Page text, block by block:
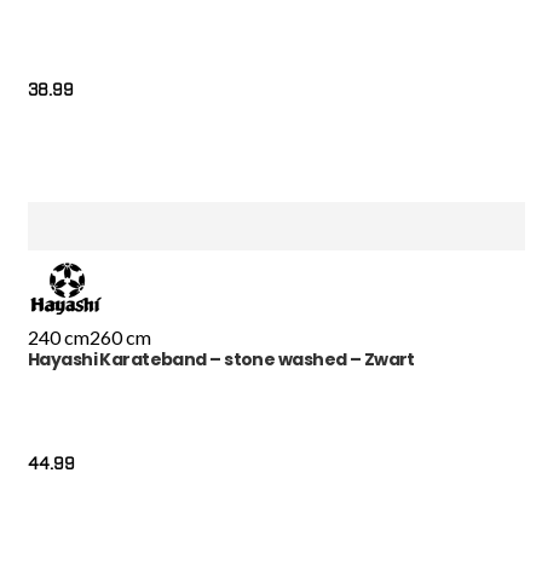
38.99
240 cm260 cm
Hayashi Karateband – stone washed – Zwart
44.99